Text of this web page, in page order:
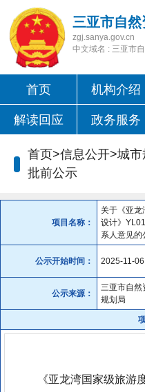
三亚市自
zgj.sanya.gov.cn
中文域名 : 三亚市
首页 机构介绍
解读回应 政务服务
首页>信息公开>城
批前公示
项目名称：
关于《亚
设计》
系人意见的
公示开始时间： 2025-11-06
公示来源：
三亚市自然
规划局
《亚龙湾国家级旅游